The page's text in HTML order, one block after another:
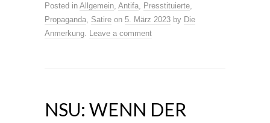
Posted in Allgemein Antifa Presstituierte
Propaganda Satire on 5. März 2023 by Die
Anmerkung
Leave a comment
NSU: WENN DER